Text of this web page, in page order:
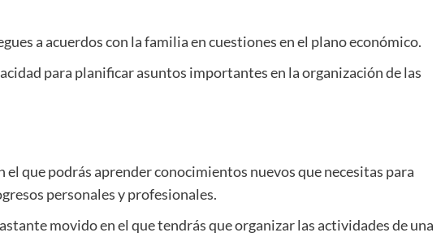
a acuerdos con la familia en cuestiones en el plano económico.
para planificar asuntos importantes en la organización de las
el que podrás aprender conocimientos nuevos que necesitas para
personales y profesionales.
movido en el que tendrás que organizar las actividades de una